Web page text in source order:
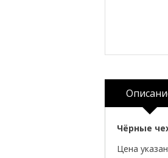
Чёрные
Цена